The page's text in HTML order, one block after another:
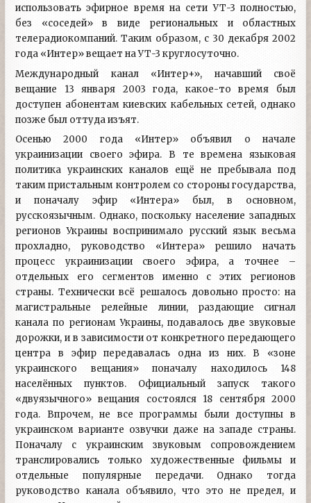
использовать эфирное время на сети УТ-3 полностью,
без «соседей» в виде региональных и областных
телерадиокомпаний. Таким образом, с 30 декабря 2002
года «Интер» вещает на УТ-3 круглосуточно.
Международный канал «Интер+», начавший своё
вещание 13 января 2003 года, какое-то время был
доступен абонентам киевских кабельных сетей, однако
позже был оттуда изъят.
Осенью 2000 года «Интер» объявил о начале
украинизации своего эфира. В те времена языковая
политика украинских каналов ещё не пребывала под
таким пристальным контролем со стороны государства,
и поначалу эфир «Интера» был, в основном,
русскоязычным. Однако, поскольку население западных
регионов Украины воспринимало русский язык весьма
прохладно, руководство «Интера» решило начать
процесс украинизации своего эфира, а точнее –
отдельных его сегментов именно с этих регионов
страны. Технически всё решалось довольно просто: на
магистральные релейные линии, раздающие сигнал
канала по регионам Украины, подавалось две звуковые
дорожки, и в зависимости от конкретного передающего
центра в эфир передавалась одна из них. В «зоне
украинского вещания» поначалу находилось 148
населённых пунктов. Официальный запуск такого
«двуязычного» вещания состоялся 18 сентября 2000
года. Впрочем, не все программы были доступны в
украинском варианте озвучки даже на западе страны.
Поначалу с украинским звуковым сопровождением
транслировались только художественные фильмы и
отдельные популярные передачи. Однако тогда
руководство канала объявило, что это не предел, и